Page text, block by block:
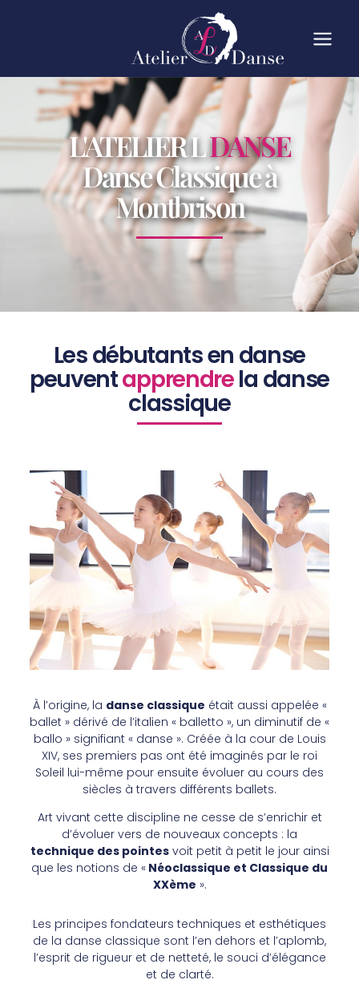
L'ATELIER LDANSE
Danse Classique à
Montbrison
Les débutants en danse
peuventapprendrela danse
classique
À l’origine, la danse classique était aussi appelée «
ballet » dérivé de l’italien « balletto », un diminutif de «
ballo » signifiant « danse ». Créée à la cour de Louis
XIV, ses premiers pas ont été imaginés par le roi
Soleil lui-même pour ensuite évoluer au cours des
siècles à travers différents ballets.
Art vivant cette discipline ne cesse de s’enrichir et
d’évoluer vers de nouveaux concepts : la
technique des pointesvoit petit à petit le jour ainsi
que les notions de « Néoclassique et Classique du
XXème ».
Les principes fondateurs techniques et esthétiques
de la danse classique sont l’en dehors et l’aplomb,
l’esprit de rigueur et de netteté, le souci d’élégance
et de clarté.